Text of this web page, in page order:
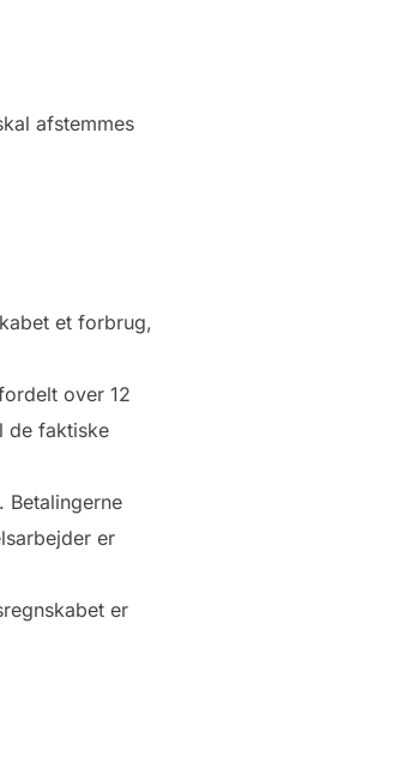
afstemmes
et forbrug,
over 12
de faktiske
Betalingerne
er
er